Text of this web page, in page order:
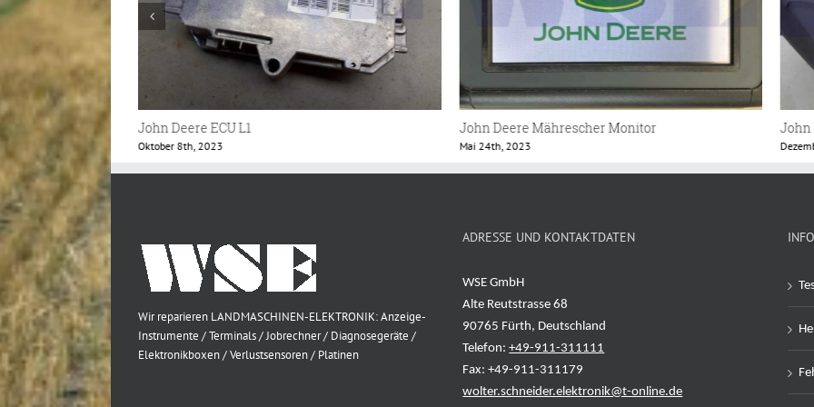
John Deere Mährescher Monitor
Mai 24th, 2023
John Deere 6830 Instrumentenbrett
Dezember 15th, 2022
John
Mai
Wir reparieren LANDMASCHINEN-ELEKTRONIK: Anzeige-
Instrumente / Terminals / Jobrechner / Diagnosegeräte /
Elektronikboxen / Verlustsensoren / Platinen
ADRESSE UND KONTAKTDATEN
WSE GmbH
Alte Reutstrasse 68
90765 Fürth, Deutschland
Telefon:+49-911-311111
Fax: +49-911-311179
wolter.schneider.elektronik@t-online.de